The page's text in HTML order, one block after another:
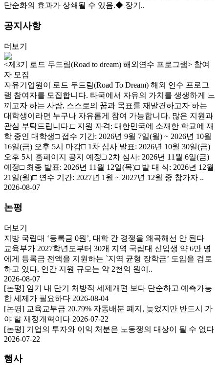
단순화의 효과가 상쇄될 수 있음.◆ 장기..
공지사항
더보기
<제3기 로드 두드림(Road to dream) 해외연수 프로그램> 참여
자 모집
자유기업원이 로드 두드림(Road To Dream) 해외 연수 프로그
램 참여자를 모집합니다. 타국에서 자유의 가치를 생생하게 느
끼고자 하는 사람, 스스로의 꿈과 목표를 재발견하고자 하는
대학생이라면 누구나 자유롭게 참여 가능합니다. 많은 지원과
관심 부탁드립니다.□ 지원 자격: 대한민국에 소재한 학교에 재
학 중인 대학생□ 접수 기간: 2026년 9월 7일(월) ~ 2026년 10월
16일(금) 오후 5시 마감□ 1차 심사 발표: 2026년 10월 30일(금)
오후 5시 홈페이지 공지 예정□ 2차 심사: 2026년 11월 6일(금)
예정□ 최종 발표: 2026년 11월 12일(목)□ 발 대 식: 2026년 12월
21일(월)□ 연수 기간: 2027년 1월 ~ 2027년 12월 중 참가자 ..
2026-08-07
논평
더보기
지방 국립대 ‘등록금 0원’, 대학 간 경쟁을 왜곡해선 안 된다
교육부가 2027학년도부터 30개 지역 국립대 신입생 약 6만 명
에게 등록금 전액을 지원하는 `지역 균형 장학금’ 도입을 검토
하고 있다. 연간 지원 규모는 약 2천억 원이..
2026-08-07
[논평] 임기 내 단기 처방적 세제개편 보다 단순하고 예측가능
한 세제가 필요하다 2026-08-04
[논평] 교육교부금 20.79% 자동배분 폐지, 늦었지만 반드시 가
야 할 재정개혁이다 2026-07-22
[논평] 기업의 투자와 이익 처분은 노동쟁의 대상이 될 수 없다
2026-07-22
행사